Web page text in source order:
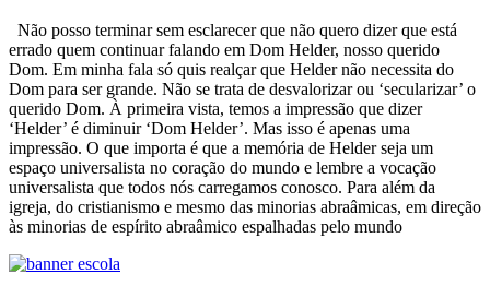
Não posso terminar sem esclarecer que não quero dizer que está
errado quem continuar falando em Dom Helder, nosso querido
Dom. Em minha fala só quis realçar que Helder não necessita do
Dom para ser grande. Não se trata de desvalorizar ou ‘secularizar’ o
querido Dom. À primeira vista, temos a impressão que dizer
‘Helder’ é diminuir ‘Dom Helder’. Mas isso é apenas uma
impressão. O que importa é que a memória de Helder seja um
espaço universalista no coração do mundo e lembre a vocação
universalista que todos nós carregamos conosco. Para além da
igreja, do cristianismo e mesmo das minorias abraâmicas, em direção
às minorias de espírito abraâmico espalhadas pelo mundo